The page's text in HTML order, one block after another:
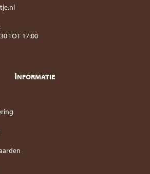
TOT 17:00
INFORMATIE